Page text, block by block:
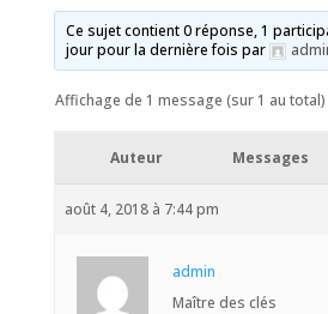
Ce sujet contient 0 réponse, 1
jour pour la dernière fois par
Affichage de 1 message (sur 1 au total)
Auteur Messages
août 4, 2018 à 7:44 pm
admin
Maître des clés